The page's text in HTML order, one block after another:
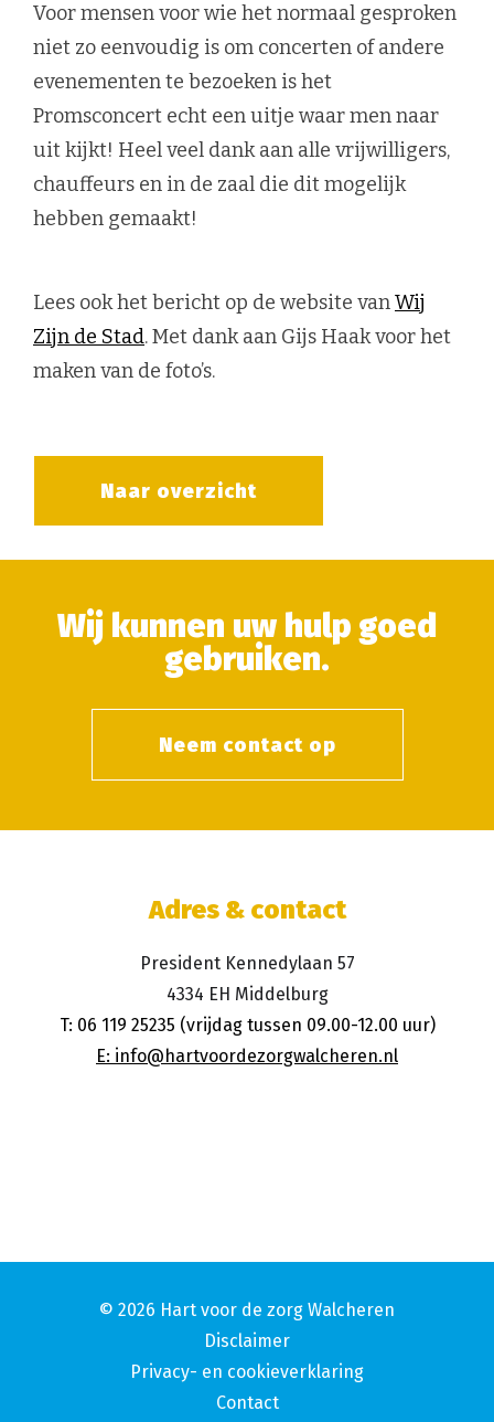
Waar ben je naar op zoek?
Voor mensen voor wie het normaal gesproken
niet zo eenvoudig is om concerten of andere
evenementen te bezoeken is het
Promsconcert echt een uitje waar men naar
uit kijkt! Heel veel dank aan alle vrijwilligers,
chauffeurs en in de zaal die dit mogelijk
hebben gemaakt!
Lees ook het bericht op de website vanWij
Zijn de Stad. Met dank aan Gijs Haak voor het
maken van de foto’s.
Naar overzicht
Wij kunnen uw hulp goed
gebruiken.
Neem contact op
Adres & contact
President Kennedylaan 57
4334 EH Middelburg
T: 06 119 25235 (vrijdag tussen 09.00-12.00 uur)
E: info@hartvoordezorgwalcheren.nl
© 2026 Hart voor de zorg Walcheren
Disclaimer
Privacy- en cookieverklaring
Contact